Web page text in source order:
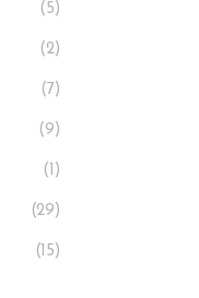
(5)
(2)
(7)
(9)
(1)
(29)
(15)